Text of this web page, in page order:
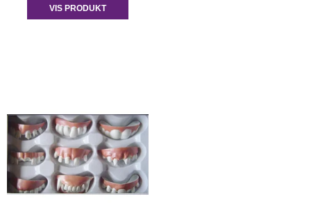
VIS PRODUKT